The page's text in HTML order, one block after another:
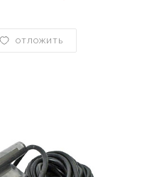
ОТЛОЖИТЬ